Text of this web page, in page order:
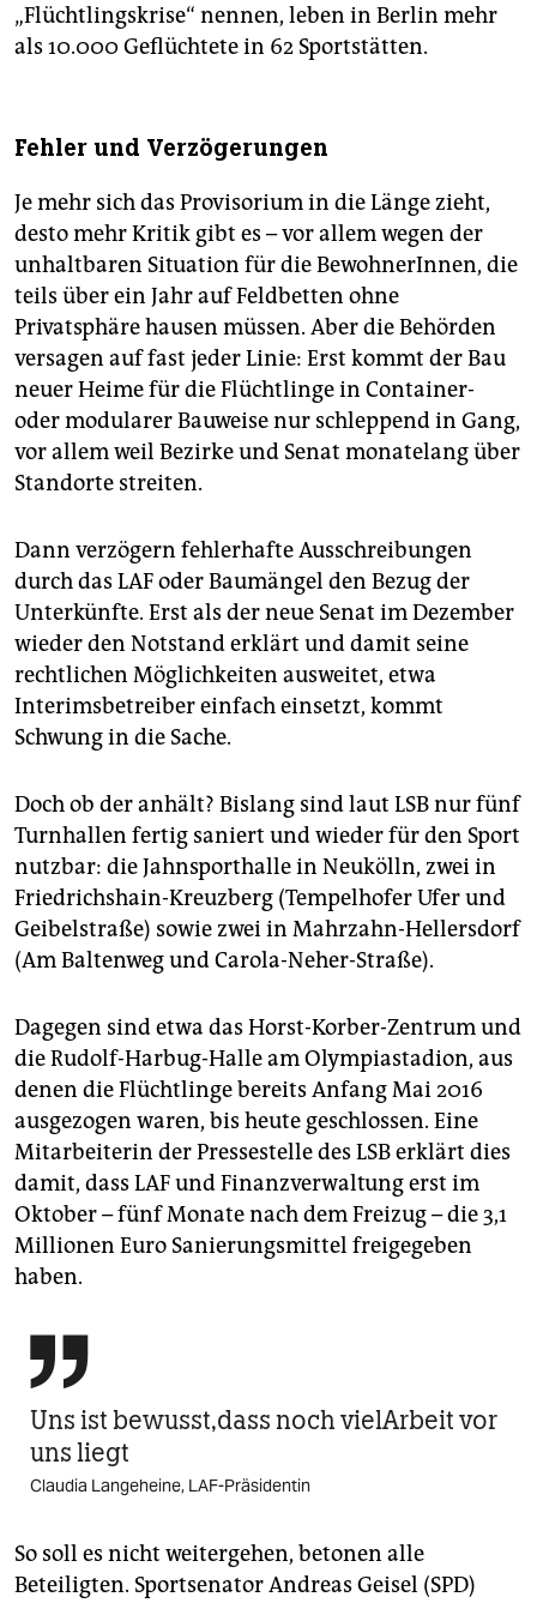
„Flüchtlingskrise“ nennen, leben in Berlin mehr
als 10.000 Geflüchtete in 62 Sportstätten.
Fehler und Verzögerungen
Je mehr sich das Provisorium in die Länge zieht,
desto mehr Kritik gibt es – vor allem wegen der
unhaltbaren Situation für die BewohnerInnen, die
teils über ein Jahr auf Feldbetten ohne
Privatsphäre hausen müssen. Aber die Behörden
versagen auf fast jeder Linie: Erst kommt der Bau
neuer Heime für die Flüchtlinge in Container-
oder modularer Bauweise nur schleppend in Gang,
vor allem weil Bezirke und Senat monatelang über
Standorte streiten.
Dann verzögern fehlerhafte Ausschreibungen
durch das LAF oder Baumängel den Bezug der
Unterkünfte. Erst als der neue Senat im Dezember
wieder den Notstand erklärt und damit seine
rechtlichen Möglichkeiten ausweitet, etwa
Interimsbetreiber einfach einsetzt, kommt
Schwung in die Sache.
Doch ob der anhält? Bislang sind laut LSB nur fünf
Turnhallen fertig saniert und wieder für den Sport
nutzbar: die Jahnsporthalle in Neukölln, zwei in
Friedrichshain-Kreuzberg (Tempelhofer Ufer und
Geibelstraße) sowie zwei in Mahrzahn-Hellersdorf
(Am Baltenweg und Carola-Neher-Straße).
Dagegen sind etwa das Horst-Korber-Zentrum und
die Rudolf-Harbug-Halle am Olympiastadion, aus
denen die Flüchtlinge bereits Anfang Mai 2016
ausgezogen waren, bis heute geschlossen. Eine
Mitarbeiterin der Pressestelle des LSB erklärt dies
damit, dass LAF und Finanzverwaltung erst im
Oktober – fünf Monate nach dem Freizug – die 3,1
Millionen Euro Sanierungsmittel freigegeben
haben.

Uns ist bewusst,dass noch vielArbeit vor
uns liegt
Claudia Langeheine, LAF-Präsidentin
So soll es nicht weitergehen, betonen alle
Beteiligten. Sportsenator Andreas Geisel (SPD)